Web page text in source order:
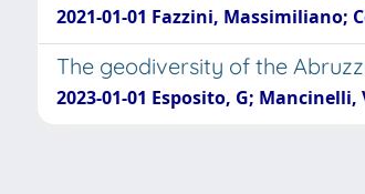
2021-01-01 Fazzini, Massimiliano;
The geodiversity of the
2023-01-01 Esposito, G;